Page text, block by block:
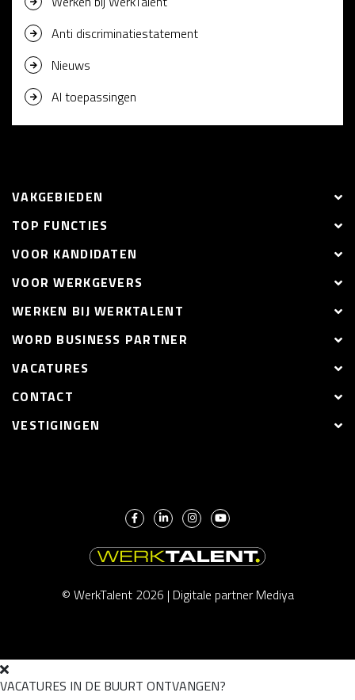
Anti discriminatiestatement
Nieuws
AI toepassingen
VAKGEBIEDEN
TOP FUNCTIES
VOOR KANDIDATEN
VOOR WERKGEVERS
WERKEN BIJ WERKTALENT
WORD BUSINESS PARTNER
VACATURES
CONTACT
VESTIGINGEN
© WerkTalent 2026 | Digitale partner Mediya
VACATURES IN DE BUURT ONTVANGEN?